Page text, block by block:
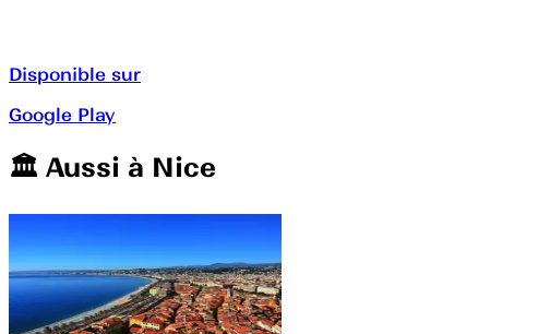
Disponible sur
Google Play
🏛️️ Aussi à Nice